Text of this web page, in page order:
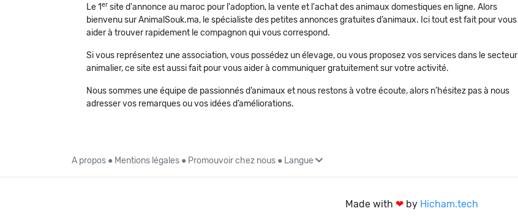
Le 1ersite d'annonce au maroc pour l'adoption, la vente et l'achat des animaux domestiques en ligne. Alors
bienvenu sur AnimalSouk.ma, le spécialiste des petites annonces gratuites d’animaux. Ici tout est fait pour vous
aider à trouver rapidement le compagnon qui vous correspond.
Si vous représentez une association, vous possédez un élevage, ou vous proposez vos services dans le secteur
animalier, ce site est aussi fait pour vous aider à communiquer gratuitement sur votre activité.
Nous sommes une équipe de passionnés d’animaux et nous restons à votre écoute, alors n’hésitez pas à nous
adresser vos remarques ou vos idées d’améliorations.
A propos ● Mentions légales ● Promouvoir chez nous ● Langue
Made with ❤by Hicham.tech